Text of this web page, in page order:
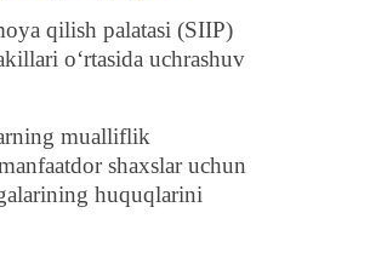
qilish palatasi (SIIP)
o‘rtasida uchrashuv
mualliflik
shaxslar uchun
huquqlarini